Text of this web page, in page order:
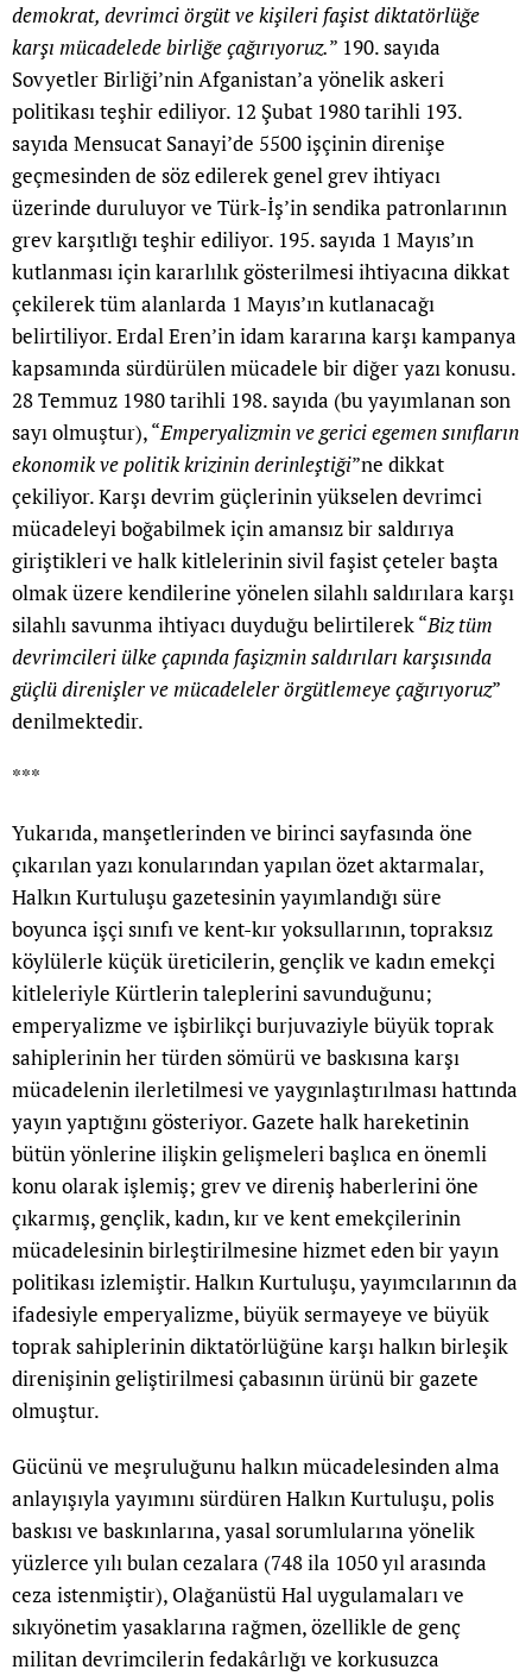
demokrat, devrimci örgüt ve kişileri faşist diktatörlüğe
karşı mücadelede birliğe çağırıyoruz.” 190. sayıda
Sovyetler Birliği’nin Afganistan’a yönelik askeri
politikası teşhir ediliyor. 12 Şubat 1980 tarihli 193.
sayıda Mensucat Sanayi’de 5500 işçinin direnişe
geçmesinden de söz edilerek genel grev ihtiyacı
üzerinde duruluyor ve Türk-İş’in sendika patronlarının
grev karşıtlığı teşhir ediliyor. 195. sayıda 1 Mayıs’ın
kutlanması için kararlılık gösterilmesi ihtiyacına dikkat
çekilerek tüm alanlarda 1 Mayıs’ın kutlanacağı
belirtiliyor. Erdal Eren’in idam kararına karşı kampanya
kapsamında sürdürülen mücadele bir diğer yazı konusu.
28 Temmuz 1980 tarihli 198. sayıda (bu yayımlanan son
sayı olmuştur), “Emperyalizmin ve gerici egemen sınıfların
ekonomik ve politik krizinin derinleştiği”ne dikkat
çekiliyor. Karşı devrim güçlerinin yükselen devrimci
mücadeleyi boğabilmek için amansız bir saldırıya
giriştikleri ve halk kitlelerinin sivil faşist çeteler başta
olmak üzere kendilerine yönelen silahlı saldırılara karşı
silahlı savunma ihtiyacı duyduğu belirtilerek “Biz tüm
devrimcileri ülke çapında faşizmin saldırıları karşısında
güçlü direnişler ve mücadeleler örgütlemeye çağırıyoruz”
denilmektedir.
***
Yukarıda, manşetlerinden ve birinci sayfasında öne
çıkarılan yazı konularından yapılan özet aktarmalar,
Halkın Kurtuluşu gazetesinin yayımlandığı süre
boyunca işçi sınıfı ve kent-kır yoksullarının, topraksız
köylülerle küçük üreticilerin, gençlik ve kadın emekçi
kitleleriyle Kürtlerin taleplerini savunduğunu;
emperyalizme ve işbirlikçi burjuvaziyle büyük toprak
sahiplerinin her türden sömürü ve baskısına karşı
mücadelenin ilerletilmesi ve yaygınlaştırılması hattında
yayın yaptığını gösteriyor. Gazete halk hareketinin
bütün yönlerine ilişkin gelişmeleri başlıca en önemli
konu olarak işlemiş; grev ve direniş haberlerini öne
çıkarmış, gençlik, kadın, kır ve kent emekçilerinin
mücadelesinin birleştirilmesine hizmet eden bir yayın
politikası izlemiştir. Halkın Kurtuluşu, yayımcılarının da
ifadesiyle emperyalizme, büyük sermayeye ve büyük
toprak sahiplerinin diktatörlüğüne karşı halkın birleşik
direnişinin geliştirilmesi çabasının ürünü bir gazete
olmuştur.
Gücünü ve meşruluğunu halkın mücadelesinden alma
anlayışıyla yayımını sürdüren Halkın Kurtuluşu, polis
baskısı ve baskınlarına, yasal sorumlularına yönelik
yüzlerce yılı bulan cezalara (748 ila 1050 yıl arasında
ceza istenmiştir), Olağanüstü Hal uygulamaları ve
sıkıyönetim yasaklarına rağmen, özellikle de genç
militan devrimcilerin fedakârlığı ve korkusuzca